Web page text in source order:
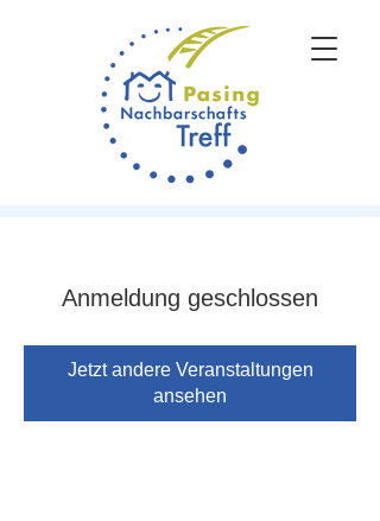
Anmeldung geschlossen
Jetzt andere Veranstaltungen
ansehen